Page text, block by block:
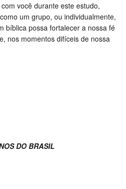
você durante este estudo,
um grupo, ou individualmente,
bíblica possa fortalecer a nossa fé
nos momentos difíceis de nossa
DO BRASIL